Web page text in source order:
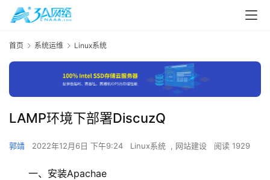
首页 系统运维 Linux系统
LAMP环境下部署DiscuzQ
郭靖 2022年12月6日 下午9:24 Linux系统 , 网站建设 阅读 1929
一、安装Apachae